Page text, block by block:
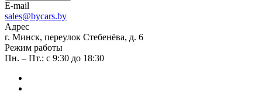
E-mail
sales@bycars.by
Адрес
г. Минск, переулок Стебенёва, д. 6
Режим работы
Пн. – Пт.: с 9:30 до 18:30